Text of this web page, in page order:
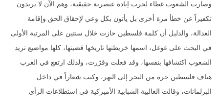
وصارت الشعوب غطاء لحرب إبادة عنصرية حقيقية، وهم الآن لا يريدون
تكفيراً عن خطأ مرة أخرى بل يأتون بكل وعي لإحقاق الحق وإقامة
العدالة، والدليل أن كلمة فلسطين حازت خلال سنتين على المرتبة الأولى
في البحث على غوغل، اسمها خريطتها تاريخها قضيتها، كلها مواضيع تريد
الشعوب اكتشافها بنفسها، وقد فعلت وقرّرت، ولذلك ارتفع في الغرب
هتاف فلسطين حرة من البحر إلى النهر، وكتب شعاراً في داخل
البرلمانات، وقالت الغالبية الشبابية الأميركية في استطلاعات الرأي